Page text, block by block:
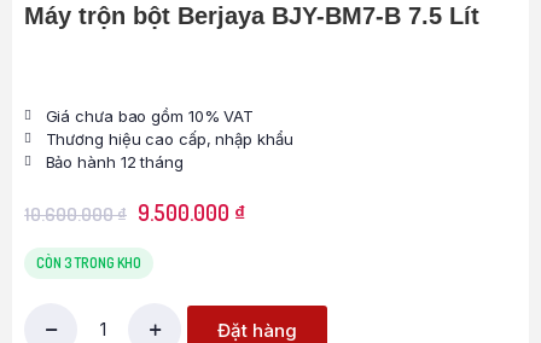
Máy trộn bột Berjaya BJY-BM7-B 7.5 Lít
Giá chưa bao gồm 10% VAT
Thương hiệu cao cấp, nhập khẩu
Bảo hành 12 tháng
10.600.000₫ 9.500.000 ₫
CÒN 3 TRONG KHO
Đặt hàng